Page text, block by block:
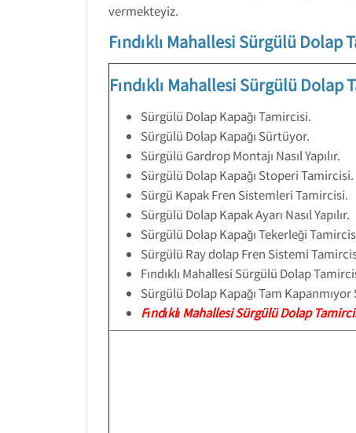
vermekteyiz.
Fındıklı Mahallesi Sürgülü Dolap
Fındıklı Mahallesi Sürgülü Dolap
Sürgülü Dolap Kapağı Tamircisi.
Sürgülü Dolap Kapağı Sürtüyor.
Sürgülü Gardrop Montajı Nasıl Yapılır.
Sürgülü Dolap Kapağı Stoperi Tamircisi.
Sürgü Kapak Fren Sistemleri Tamircisi.
Sürgülü Dolap Kapak Ayarı Nasıl Yapılır.
Sürgülü Dolap Kapağı Tekerleği
Sürgülü Ray dolap Fren Sistemi
Fındıklı Mahallesi Sürgülü Dolap
Sürgülü Dolap Kapağı Tam
Fındıklı Mahallesi Sürgülü Dolap